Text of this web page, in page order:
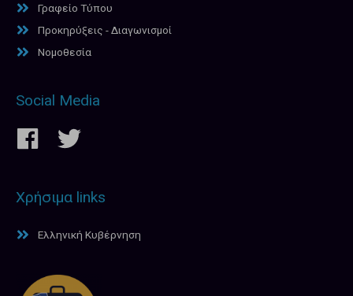
Γραφείο Τύπου
Προκηρύξεις - Διαγωνισμοί
Νομοθεσία
Social Media
Χρήσιμα links
Ελληνική Κυβέρνηση